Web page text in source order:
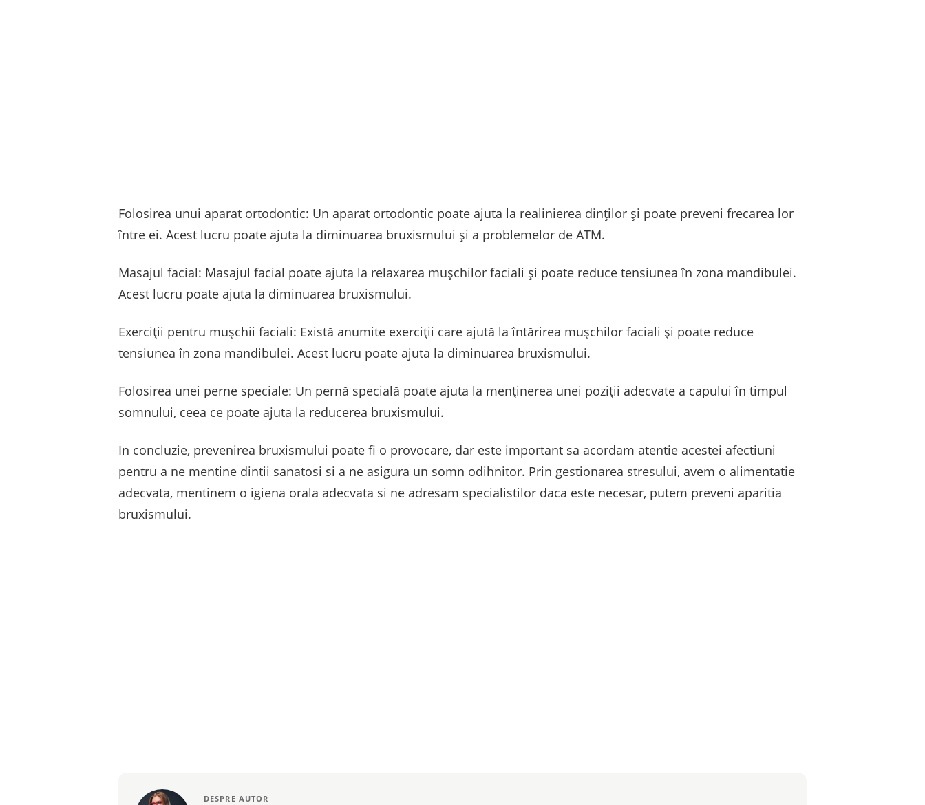
Folosirea unui aparat ortodontic: Un aparat ortodontic poate ajuta la realinierea dinților și poate preveni frecarea lor
între ei. Acest lucru poate ajuta la diminuarea bruxismului și a problemelor de ATM.
Masajul facial: Masajul facial poate ajuta la relaxarea mușchilor faciali și poate reduce tensiunea în zona mandibulei.
Acest lucru poate ajuta la diminuarea bruxismului.
Exerciții pentru mușchii faciali: Există anumite exerciții care ajută la întărirea mușchilor faciali și poate reduce
tensiunea în zona mandibulei. Acest lucru poate ajuta la diminuarea bruxismului.
Folosirea unei perne speciale: Un pernă specială poate ajuta la menținerea unei poziții adecvate a capului în timpul
somnului, ceea ce poate ajuta la reducerea bruxismului.
In concluzie, prevenirea bruxismului poate fi o provocare, dar este important sa acordam atentie acestei afectiuni
pentru a ne mentine dintii sanatosi si a ne asigura un somn odihnitor. Prin gestionarea stresului, avem o alimentatie
adecvata, mentinem o igiena orala adecvata si ne adresam specialistilor daca este necesar, putem preveni aparitia
bruxismului.
DESPRE AUTOR